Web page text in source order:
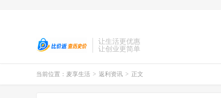
让生活更优惠
让创业更简单
当前位置： 麦享生活 > 返利资讯 > 正文